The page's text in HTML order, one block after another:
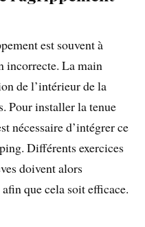
est souvent à
incorrecte. La main
de l’intérieur de la
Pour installer la tenue
nécessaire d’intégrer ce
Différents exercices
doivent alors
que cela soit efficace.